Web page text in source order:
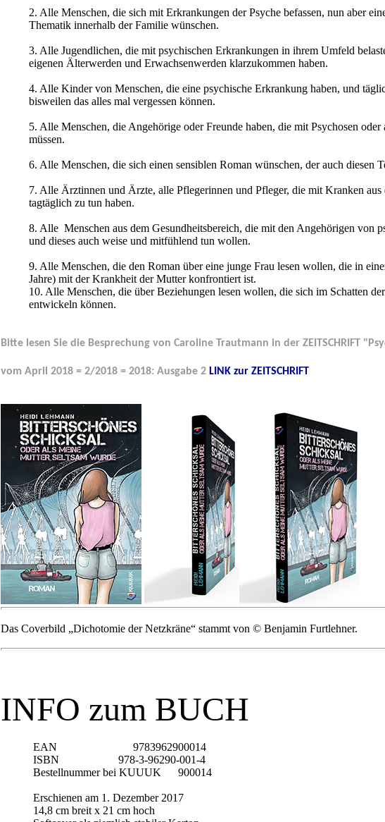
2. Alle Menschen, die sich mit Erkrankungen der Psyche befassen, nun aber
Thematik innerhalb der Familie wünschen.
3. Alle Jugendlichen, die mit psychischen Erkrankungen in ihrem Umfeld
eigenen Älterwerden und Erwachsenwerden klarzukommen haben.
4. Alle Kinder von Menschen, die eine psychische Erkrankung haben, und
bisweilen das alles mal vergessen können.
5. Alle Menschen, die Angehörige oder Freunde haben, die mit Psychosen oder
müssen.
6. Alle Menschen, die sich einen sensiblen Roman wünschen, der auch diesen
7. Alle Ärztinnen und Ärzte, alle Pflegerinnen und Pfleger, die mit Kranken aus
tagtäglich zu tun haben.
8. Alle Menschen aus dem Gesundheitsbereich, die mit den Angehörigen von
und dieses auch weise und mitfühlend tun wollen.
9. Alle Menschen, die den Roman über eine junge Frau lesen wollen, die in
Jahre) mit der Krankheit der Mutter konfrontiert ist.
10. Alle Menschen, die über Beziehungen lesen wollen, die sich im Schatten
entwickeln können.
Bitte lesen Sie die Besprechung von Caroline Trautmann in der ZEITSCHRIFT
vom April 2018 = 2/2018 = 2018: Ausgabe 2 LINK zur ZEITSCHRIFT
Das Coverbild „Dichotomie der Netzkräne“ stammt von © Benjamin Furtlehner.
INFO zum BUCH
EAN 9783962900014
ISBN 978-3-96290-001-4
Bestellnummer bei KUUUK 900014
Erschienen am 1. Dezember 2017
14,8 cm breit x 21 cm hoch